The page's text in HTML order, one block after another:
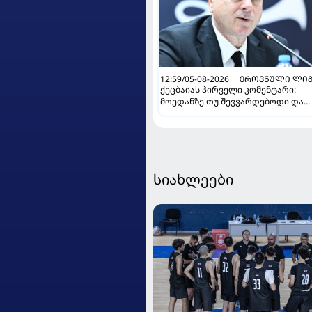
12:59/05-08-2026
ᲔᲠᲝᲕᲜᲣᲚᲘ
ქეცბაიას პირველი კომენტარი:
მოედანზე თუ შევვარდებოდი და
სიახლეები